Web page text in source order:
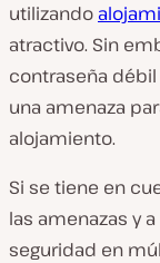
utilizando
atractivo. Sin
contraseña
una amenaza
alojamiento.
Si se tiene en
las amenazas y
seguridad en